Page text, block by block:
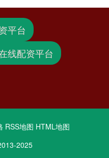
平台
线配资平台
RSS地图 HTML地图
2025